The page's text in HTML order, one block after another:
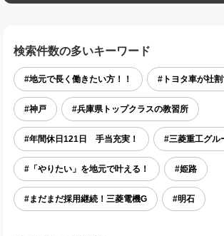
検索件数の多いキーワード
#地元で長く働きたい方！！ #トヨタ車が社
#神戸 #兵庫県トップクラスの教習所
#年間休日121日 手当充実！ #三菱重工グル
#「やりたい」を地元で叶える！ #姫路
#まだまだ採用継続！三菱電機G #明石